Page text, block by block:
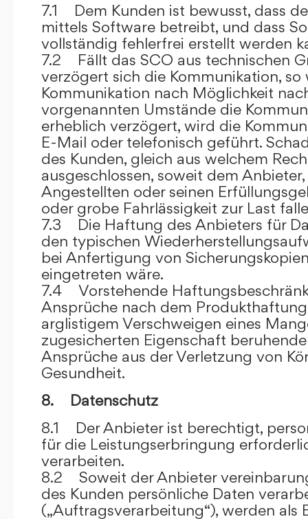
7.1 Dem Kunden ist bewusst, dass
mittels Software betreibt, und dass
vollständig fehlerfrei erstellt werden
7.2 Fällt das SCO aus technischen
verzögert sich die Kommunikation, so
Kommunikation nach Möglichkeit
vorgenannten Umstände die
erheblich verzögert, wird die
E-Mail oder telefonisch geführt.
des Kunden, gleich aus welchem
ausgeschlossen, soweit dem
Angestellten oder seinen
oder grobe Fahrlässigkeit zur Last
7.3 Die Haftung des Anbieters für
den typischen
bei Anfertigung von
eingetreten wäre.
7.4 Vorstehende
Ansprüche nach dem
arglistigem Verschweigen eines
zugesicherten Eigenschaft
Ansprüche aus der Verletzung von
Gesundheit.
8. Datenschutz
8.1 Der Anbieter ist berechtigt,
für die Leistungserbringung
verarbeiten.
8.2 Soweit der Anbieter
des Kunden persönliche Daten
(„Auftragsverarbeitung“), werden als